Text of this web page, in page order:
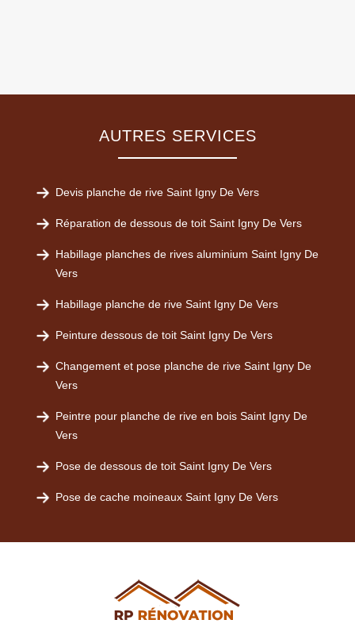
AUTRES SERVICES
Devis planche de rive Saint Igny De Vers
Réparation de dessous de toit Saint Igny De Vers
Habillage planches de rives aluminium Saint Igny De
Vers
Habillage planche de rive Saint Igny De Vers
Peinture dessous de toit Saint Igny De Vers
Changement et pose planche de rive Saint Igny De
Vers
Peintre pour planche de rive en bois Saint Igny De
Vers
Pose de dessous de toit Saint Igny De Vers
Pose de cache moineaux Saint Igny De Vers